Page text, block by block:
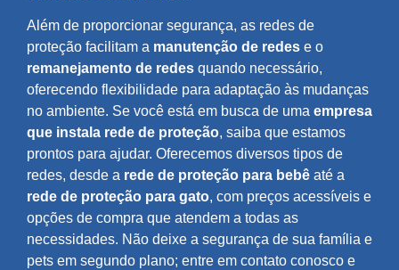
Além de proporcionar segurança, as redes de
proteção facilitam a manutenção de redes e o
remanejamento de redes quando necessário,
oferecendo flexibilidade para adaptação às mudanças
no ambiente. Se você está em busca de uma empresa
que instala rede de proteção, saiba que estamos
prontos para ajudar. Oferecemos diversos tipos de
redes, desde a rede de proteção para bebê até a
rede de proteção para gato, com preços acessíveis e
opções de compra que atendem a todas as
necessidades. Não deixe a segurança de sua família e
pets em segundo plano; entre em contato conosco e